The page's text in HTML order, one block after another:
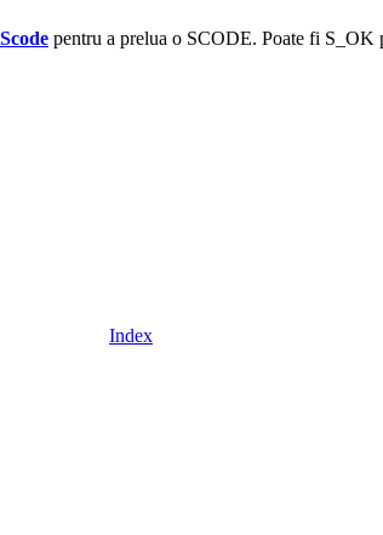
pentru a prelua o SCODE. Poate fi
Index